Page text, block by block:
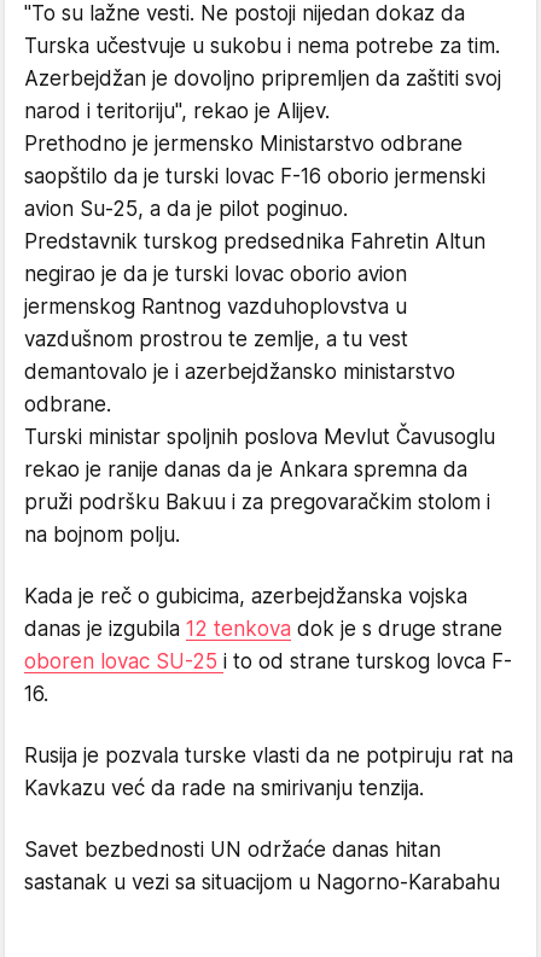
"To su lažne vesti. Ne postoji nijedan dokaz da
Turska učestvuje u sukobu i nema potrebe za tim.
Azerbejdžan je dovoljno pripremljen da zaštiti svoj
narod i teritoriju", rekao je Alijev.
Prethodno je jermensko Ministarstvo odbrane
saopštilo da je turski lovac F-16 oborio jermenski
avion Su-25, a da je pilot poginuo.
Predstavnik turskog predsednika Fahretin Altun
negirao je da je turski lovac oborio avion
jermenskog Rantnog vazduhoplovstva u
vazdušnom prostrou te zemlje, a tu vest
demantovalo je i azerbejdžansko ministarstvo
odbrane.
Turski ministar spoljnih poslova Mevlut Čavusoglu
rekao je ranije danas da je Ankara spremna da
pruži podršku Bakuu i za pregovaračkim stolom i
na bojnom polju.
Kada je reč o gubicima, azerbejdžanska vojska
danas je izgubila 12 tenkova dok je s druge strane
oboren lovac SU-25 i to od strane turskog lovca F-
16.
Rusija je pozvala turske vlasti da ne potpiruju rat na
Kavkazu već da rade na smirivanju tenzija.
Savet bezbednosti UN održaće danas hitan
sastanak u vezi sa situacijom u Nagorno-Karabahu